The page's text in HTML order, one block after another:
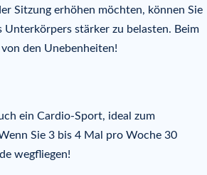
Sitzung erhöhen möchten, können Sie
stärker zu belasten. Beim
den Unebenheiten!
ein Cardio-Sport, ideal zum
Sie 3 bis 4 Mal pro Woche 30
wegfliegen!